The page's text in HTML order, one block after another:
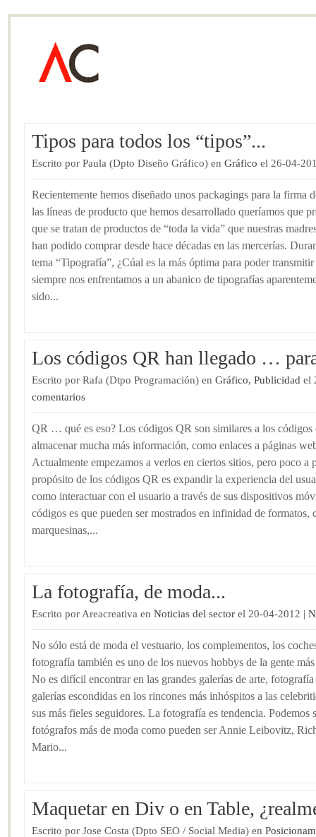
Tipos para todos los “tipos”...
Escrito por Paula (Dpto Diseño Gráfico) en Gráfico el 26-04-
Recientemente hemos diseñado unos packagings para la firma
las líneas de producto que hemos desarrollado queríamos que
que se tratan de productos de “toda la vida” que nuestras
han podido comprar desde hace décadas en las mercerías.
tema “Tipografía”, ¿Cúal es la más óptima para poder
siempre nos enfrentamos a un abanico de tipografías
sido...
Los códigos QR han llegado …
Escrito por Rafa (Dtpo Programación) en Gráfico, Publicidad el
comentarios
QR … qué es eso? Los códigos QR son similares a los códigos
almacenar mucha más información, como enlaces a páginas
Actualmente empezamos a verlos en ciertos sitios, pero poco a
propósito de los códigos QR es expandir la experiencia del
como interactuar con el usuario a través de sus dispositivos
códigos es que pueden ser mostrados en infinidad de formatos,
marquesinas,...
La fotografía, de moda...
Escrito por Areacreativa en Noticias del sector el 20-04-2012 |
No sólo está de moda el vestuario, los complementos, los
fotografía también es uno de los nuevos hobbys de la gente
No es difícil encontrar en las grandes galerías de arte,
galerías escondidas en los rincones más inhóspitos a las
sus más fieles seguidores. La fotografía es tendencia. Podemos
fotógrafos más de moda como pueden ser Annie Leibovitz,
Mario...
Maquetar en Div o en Table,
Escrito por Jose Costa (Dpto SEO / Social Media) en